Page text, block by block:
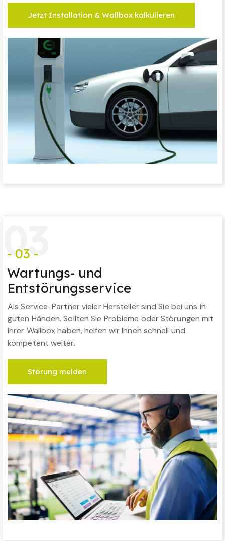
Jetzt Installation & Wallbox kalkulieren
03
- 03 -
Wartungs- und
Entstörungsservice
Als Service-Partner vieler Hersteller sind Sie bei uns in
guten Händen. Sollten Sie Probleme oder Störungen mit
Ihrer Wallbox haben, helfen wir Ihnen schnell und
kompetent weiter.
Störung melden